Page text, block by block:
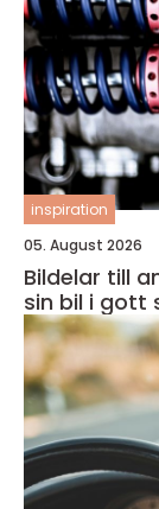
inspiration
05. August 2026
Bildelar till
sin bil i gott